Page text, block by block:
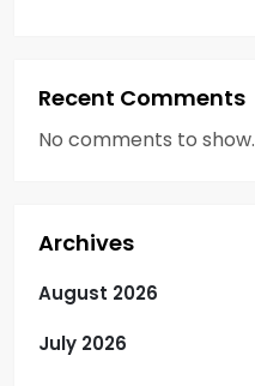
Recent Comments
No comments to show.
Archives
August 2026
July 2026